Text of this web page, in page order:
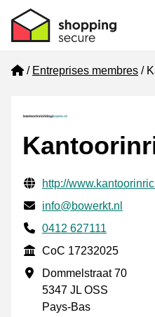
Home
Entreprises membres
Informations de contact
Website URL
http://
E-mail
info@bowerkt.nl
Phone number
0412 627111
CoC
CoC 17232025
Adresse professionnelle
Dommelstraat 70
5347 JL OSS
Pays-Bas